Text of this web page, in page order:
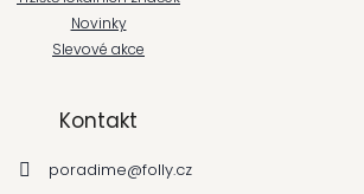
Novinky
Slevové akce
Kontakt
poradime@folly.cz